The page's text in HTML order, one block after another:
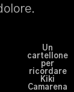
Un
cartellone
per
ricordare
Kiki
Camarena